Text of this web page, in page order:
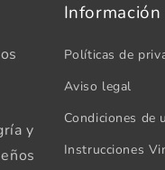
y
Información
Políticas de
Aviso legal
Condiciones de
Instrucciones